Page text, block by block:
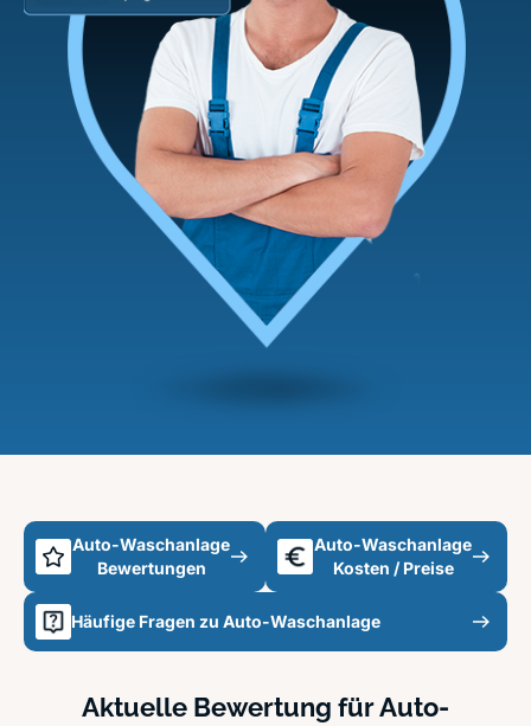
Auto-Waschanlage
Bewertungen
Auto-Waschanlage
Kosten / Preise
Häufige Fragen zu Auto-Waschanlage
Aktuelle Bewertung für Auto-